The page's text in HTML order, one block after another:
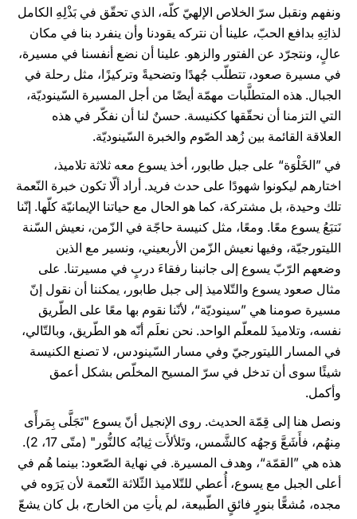
ونفهم ونقبل سرّ الخلاص الإلهيّ كلّه، الذي تحقّق في بَذْلِهِ الكامل
لذاتِهِ بدافع الحبّ، علينا أن نتركه يقودنا وأن ينفرد بنا في مكان
عالٍ، ونتجرّد عن الفتور والزهو. علينا أن نضع أنفسنا في مسيرة،
في مسيرة صعود، تتطلّب جُهدًا وتضحيةً وتركيزًا، مثل رحلة في
الجبال. هذه المتطلَّبات مهمّة أيضًا من أجل المسيرة السّينوديّة،
التي التزمنا أن نحقّقها ككنيسة. حسنٌ لنا أن نفكّر في هذه
العلاقة القائمة بين زُهد الصّوم والخبرة السّينوديّة.
في ”الخَلْوَة“ على جبل طابور، أخذ يسوع معه ثلاثة تلاميذ،
اختارهم ليكونوا شهودًا على حدث فريد. أراد ألّا تكون خبرة النّعمة
تلك وحيدة، بل مشتركة، كما هو الحال مع حياتنا الإيمانيّة كلّها. إنّنا
نَتبَعُ يسوع معًا. ومعًا، مثل كنيسة حاجّة في الزّمن، نعيش السّنة
الليتورجيّة، وفيها نعيش الزّمن الأربعيني، ونسير مع الذين
وضعهم الرّبّ يسوع إلى جانبنا رفقاءَ دربٍ في مسيرتنا. على
مثال صعود يسوع والتّلاميذ إلى جبل طابور، يمكننا أن نقول إنّ
مسيرة صومنا هي ”سينوديّة“، لأنّنا نقوم بها معًا على الطّريق
نفسه، وتلاميذَ للمعلّم الواحد. نحن نعلَم أنّه هو الطّريق، وبالتّالي،
في المسار الليتورجيّ وفي مسار السّينودس، لا تصنع الكنيسة
شيئًا سوى أن تدخل في سرّ المسيح المخلّص بشكل أعمق
وأكمل.
ونصل هنا إلى قِمّة الحديث. روى الإنجيل أنّ يسوع "تَجَلَّى بِمَرأًى
مِنهُم، فأَشَعَّ وَجهُه كالشَّمس، وتَلألأَت ثِيابُه كالنُّور" (متّى 17، 2).
هذه هي ”القمّة“، وهدف المسيرة. في نهاية الصّعود: بينما هُم في
أعلى الجبل مع يسوع، أُعطي للتّلاميذ الثّلاثة النّعمة لأن يَرَوه في
مجده، مُشعًّا بنورٍ فائقٍ الطّبيعة، لم يأتِ من الخارج، بل كان يشعّ